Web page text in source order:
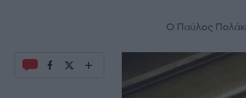
Ο Παύλος